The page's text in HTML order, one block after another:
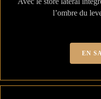
l’ombre du
EN